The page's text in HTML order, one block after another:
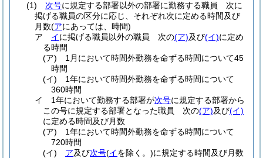
(1)
次号に規定する部署以外の部署に勤務する職員 次に
掲げる職員の区分に応じ、それぞれ次に定める時間及び
月数(アにあっては、時間)
ア
イに掲げる職員以外の職員 次の(ア)及び(イ)に定め
る時間
(ア)
1月において時間外勤務を命ずる時間について45
時間
(イ)
1年において時間外勤務を命ずる時間について
360時間
イ
1年において勤務する部署が次号に規定する部署から
この号に規定する部署となった職員 次の(ア)及び(イ)
に定める時間及び月数
(ア)
1年において時間外勤務を命ずる時間について
720時間
(イ)
ア及び次号(イを除く。)に規定する時間及び月数